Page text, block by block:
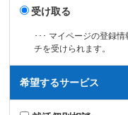
受け取る
･･･ マイページの登録
チを受けられます。
希望するサービス